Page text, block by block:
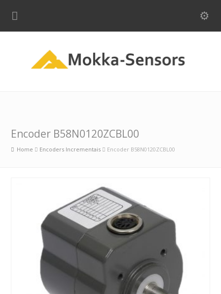
Encoder B58N0120ZCBL00
Home Encoders Incrementais Encoder B58N0120ZCBL00